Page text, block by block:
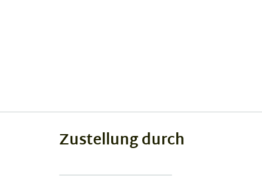
Zustellung durch